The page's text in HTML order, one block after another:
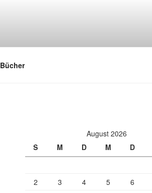
Bücher
August 2026
S
M D M D
2
3 4 5 6